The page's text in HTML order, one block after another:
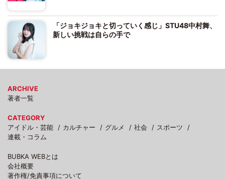
「ジョキジョキと切っていく感じ」STU48中村舞、
新しい挑戦は自らの手で
ARCHIVE
著者一覧
CATEGORY
アイドル・芸能
カルチャー グルメ 社会
スポーツ
連載・コラム
BUBKA WEBとは
会社概要
著作権/免責事項について